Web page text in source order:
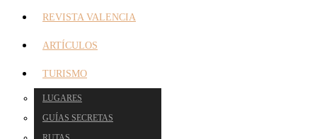
REVISTA VALENCIA
ARTÍCULOS
TURISMO
LUGARES
GUÍAS SECRETAS